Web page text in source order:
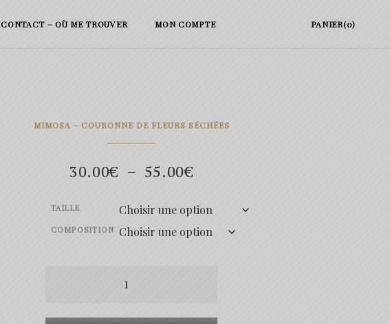
CONTACT – OÙ ME TROUVER MON COMPTE PANIER(0)
MIMOSA - COURONNE DE FLEURS SÉCHÉES
30.00€ – 55.00€
prix :
TAILLE
COMPOSITION